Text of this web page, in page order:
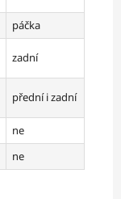
páčka
zadní
přední i zadní
ne
ne